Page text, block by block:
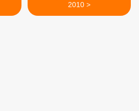
2010 >